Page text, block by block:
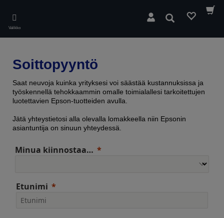
main
content
Valikko
Hae
Soittopyyntö
Saat neuvoja kuinka yrityksesi voi säästää kustannuksissa ja
työskennellä tehokkaammin omalle toimialallesi tarkoitettujen
luotettavien Epson-tuotteiden avulla.
Jätä yhteystietosi alla olevalla lomakkeella niin Epsonin
asiantuntija on sinuun yhteydessä.
Minua kiinnostaa…
Etunimi